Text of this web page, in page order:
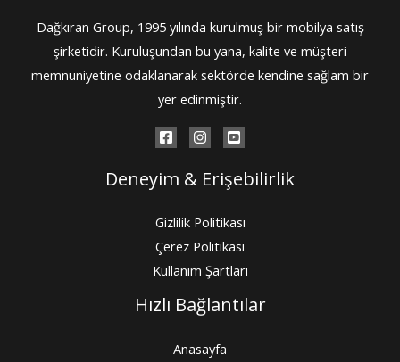
Dağkıran Group, 1995 yılında kurulmuş bir mobilya satış
şirketidir. Kuruluşundan bu yana, kalite ve müşteri
memnuniyetine odaklanarak sektörde kendine sağlam bir
yer edinmiştir.
Deneyim & Erişebilirlik
Gizlilik Politikası
Çerez Politikası
Kullanım Şartları
Hızlı Bağlantılar
Anasayfa